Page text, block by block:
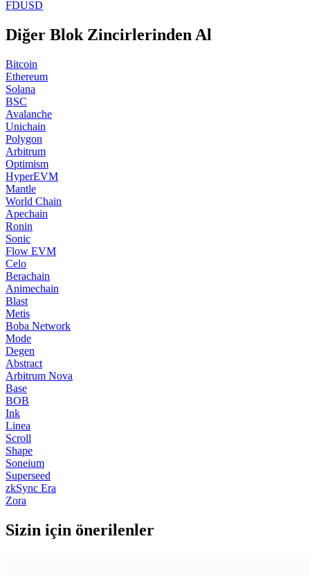
FDUSD
Diğer Blok Zincirlerinden Al
Bitcoin
Ethereum
Solana
BSC
Avalanche
Unichain
Polygon
Arbitrum
Optimism
HyperEVM
Mantle
World Chain
Apechain
Ronin
Sonic
Flow EVM
Celo
Berachain
Animechain
Blast
Metis
Boba Network
Mode
Degen
Abstract
Arbitrum Nova
Base
BOB
Ink
Linea
Scroll
Shape
Soneium
Superseed
zkSync Era
Zora
Sizin için önerilenler